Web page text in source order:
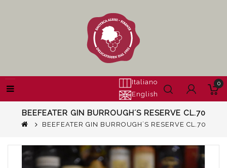
Italiano
English
0
BEEFEATER GIN BURROUGH´S RESERVE CL.70
BEEFEATER GIN BURROUGH´S RESERVE CL.70